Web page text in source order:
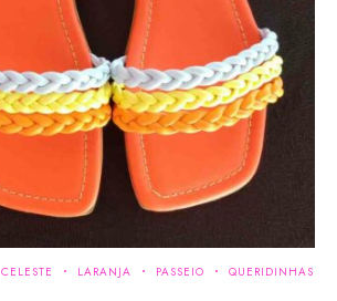
CELESTE LARANJA PASSEIO
QUERIDINHAS